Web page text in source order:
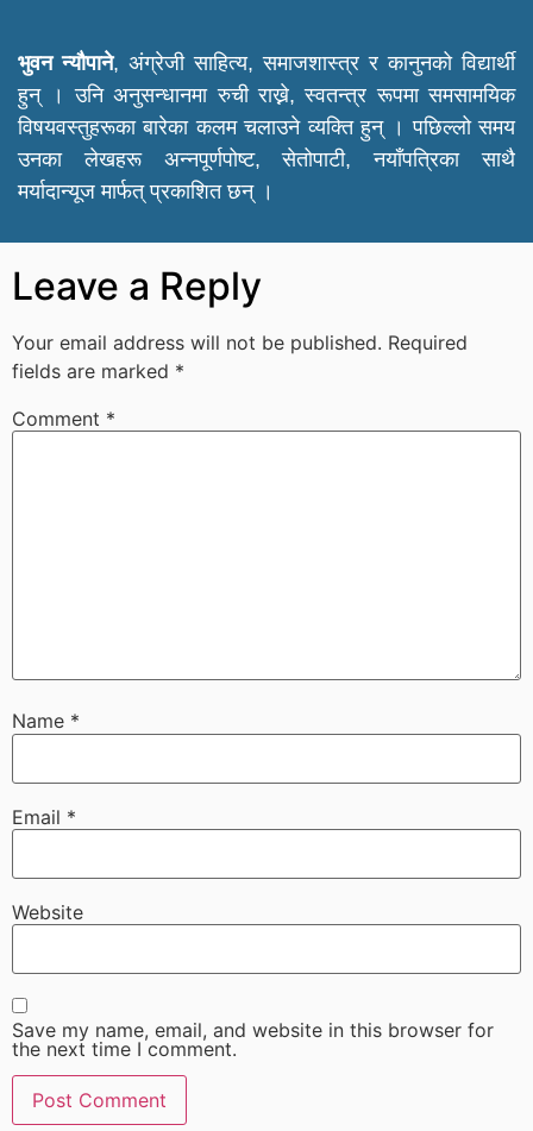
भुवन न्यौपाने, अंग्रेजी साहित्य, समाजशास्त्र र कानुनको विद्यार्थी
हुन् । उनि अनुसन्धानमा रुची राख्ने, स्वतन्त्र रूपमा समसामयिक
विषयवस्तुहरूका बारेका कलम चलाउने व्यक्ति हुन् । पछिल्लो समय
उनका लेखहरू अन्नपूर्णपोष्ट, सेतोपाटी, नयाँपत्रिका साथै
मर्यादान्यूज मार्फत् प्रकाशित छन् ।
Leave a Reply
Your email address will not be published. Required
fields are marked *
Comment *
Name *
Email *
Website
Save my name, email, and website in this browser for
the next time I comment.